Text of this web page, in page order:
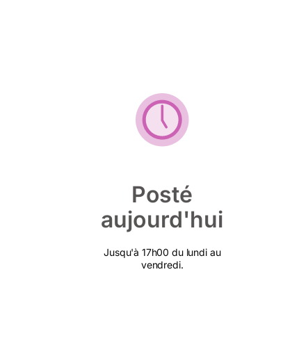
Posté
aujourd'hui
Jusqu'à 17h00 du lundi au
vendredi.